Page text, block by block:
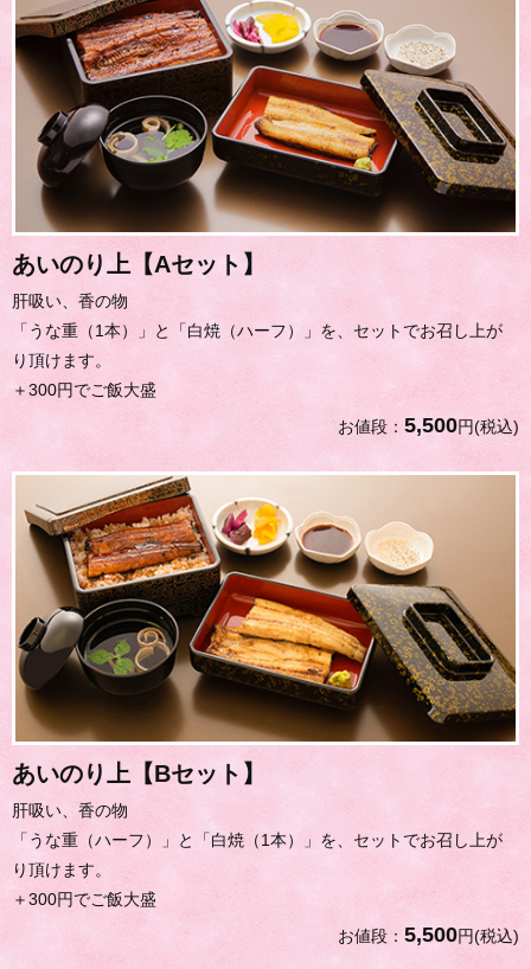
あいのり上【Aセット】
肝吸い、香の物
「うな重（1本）」と「白焼（ハーフ）」を、セットでお召し上が
り頂けます。
＋300円でご飯大盛
お値段： 5,500円(税込)
あいのり上【Bセット】
肝吸い、香の物
「うな重（ハーフ）」と「白焼（1本）」を、セットでお召し上が
り頂けます。
＋300円でご飯大盛
お値段： 5,500円(税込)